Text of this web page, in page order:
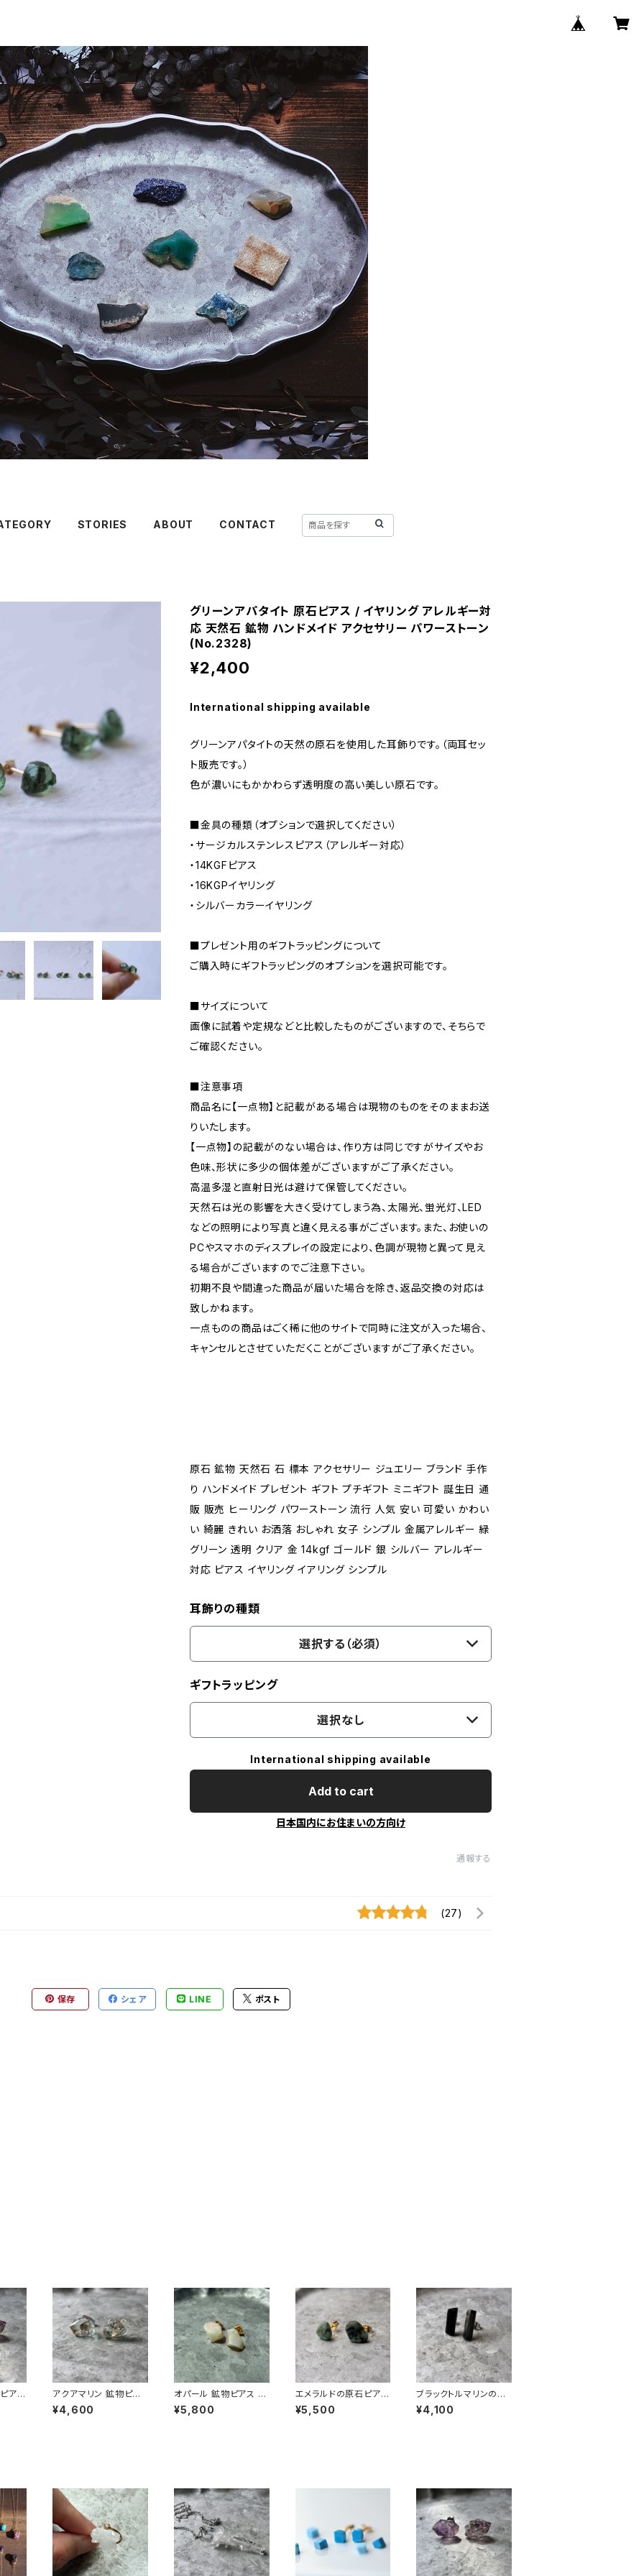
STORIES ABOUT CONTACT
グリーンアパタイト 原石ピアス / イヤリング アレルギー対
応 天然石 鉱物 ハンドメイド アクセサリー パワーストーン
(No.2328)
¥2,400
International shipping available
グリーンアパタイトの天然の原石を使用した耳飾りです。（両耳セッ
ト販売です。）
色が濃いにもかかわらず透明度の高い美しい原石です。
■金具の種類（オプションで選択してください）
・サージカルステンレスピアス（アレルギー対応）
・14KGFピアス
・16KGPイヤリング
・シルバーカラーイヤリング
■プレゼント用のギフトラッピングについて
ご購入時にギフトラッピングのオプションを選択可能です。
■サイズについて
画像に試着や定規などと比較したものがございますので、そちらで
ご確認ください。
■注意事項
商品名に【一点物】と記載がある場合は現物のものをそのままお送
りいたします。
【一点物】の記載がのない場合は、作り方は同じですがサイズやお
色味、形状に多少の個体差がございますがご了承ください。
高温多湿と直射日光は避けて保管してください。
天然石は光の影響を大きく受けてしまう為、太陽光、蛍光灯、LED
などの照明により写真と違く見える事がございます。また、お使いの
PCやスマホのディスプレイの設定により、色調が現物と異って見え
る場合がございますのでご注意下さい。
初期不良や間違った商品が届いた場合を除き、返品交換の対応は
致しかねます。
一点ものの商品はごく稀に他のサイトで同時に注文が入った場合、
キャンセルとさせていただくことがございますがご了承ください。
原石 鉱物 天然石 石 標本 アクセサリー ジュエリー ブランド 手作
り ハンドメイド プレゼント ギフト プチギフト ミニギフト 誕生日 通
販 販売 ヒーリング パワーストーン 流行 人気 安い 可愛い かわい
い 綺麗 きれい お洒落 おしゃれ 女子 シンプル 金属アレルギー 緑
グリーン 透明 クリア 金 14kgf ゴールド 銀 シルバー アレルギー
対応 ピアス イヤリング イアリング シンプル
耳飾りの種類
選択する（必須）
ギフトラッピング
選択なし
International shipping available
Add to cart
日本国内にお住まいの方向け
通報する
(27)
保存 シェア LINE ポスト
アス
アクアマリン 鉱物ピア
ス 一点もの 原石 天然
石 金属アレルギー対応
¥4,600
オパール 鉱物ピアス 一
点もの 原石 天然石 金
属アレルギー対応 ハン
¥5,800
エメラルドの原石ピアス
一点もの 鉱物 天然石
金属アレルギー対応 ハ
¥5,500
ブラックトルマリンの鉱
物ピアス 一点もの 原石
天然石 金属アレルギー
¥4,100